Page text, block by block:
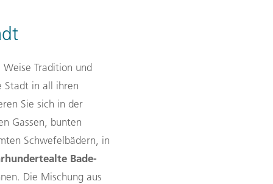
Tradition und
Stadt in all ihren
Sie sich in der
Gassen, bunten
Schwefelbädern, in
Bade-
Die Mischung aus